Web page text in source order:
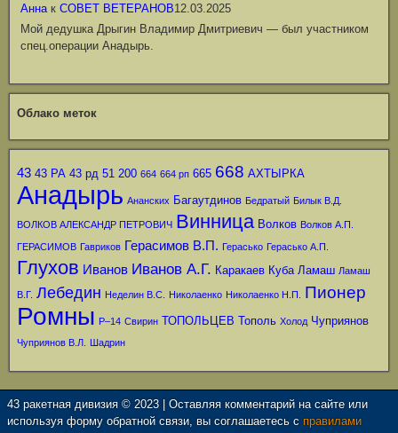
Аннак СОВЕТ ВЕТЕРАНОВ12.03.2025
Мой дедушка Дрыгин Владимир Дмитриевич — был участником
спец.операции Анадырь.
Облако меток
43 43 РА 43 рд 51 200 664 664 рп 665 668 АХТЫРКА
Анадырь Ананских Багаутдинов Бедратый Билык В.Д.
ВОЛКОВ АЛЕКСАНДР ПЕТРОВИЧ Винница Волков Волков А.П.
ГЕРАСИМОВ Гавриков Герасимов В.П. Герасько Герасько А.П.
Глухов Иванов Иванов А.Г. Каракаев Куба Ламаш Ламаш
В.Г. Лебедин Неделин В.С. Николаенко Николаенко Н.П. Пионер
Ромны Р–14 Свирин ТОПОЛЬЦЕВ Тополь Холод Чуприянов
Чуприянов В.Л. Шадрин
43 ракетная дивизия © 2023 | Оставляя комментарий на сайте или
используя форму обратной связи, вы соглашаетесь с правилами